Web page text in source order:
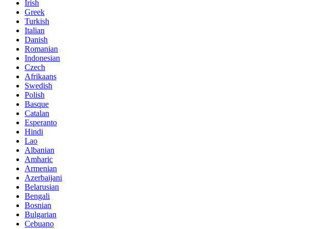
Irish
Greek
Turkish
Italian
Danish
Romanian
Indonesian
Czech
Afrikaans
Swedish
Polish
Basque
Catalan
Esperanto
Hindi
Lao
Albanian
Amharic
Armenian
Azerbaijani
Belarusian
Bengali
Bosnian
Bulgarian
Cebuano